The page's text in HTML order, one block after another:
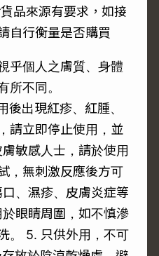
品來源有要求，如接
自行衡量是否購買
乎個人之膚質、身體
所不同。
後出現紅疹、紅腫、
請立即停止使用，並
敏感人士，請於使用
，無刺激反應後方可
、濕疹、皮膚炎症等
眼睛周圍，如不慎滲
。 5. 只供外用，不可